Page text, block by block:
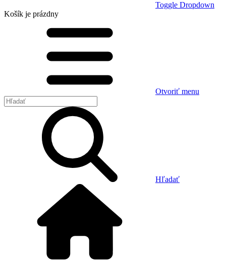
Toggle Dropdown
Košík je prázdny
Otvoriť menu
Hľadať